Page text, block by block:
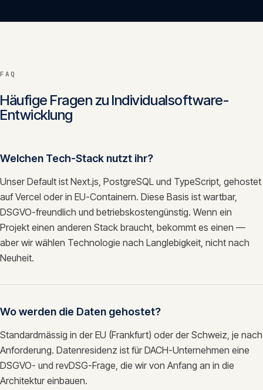
FAQ
Häufige Fragen zu Individualsoftware-
Entwicklung
Welchen Tech-Stack nutzt ihr?
Unser Default ist Next.js, PostgreSQL und TypeScript, gehostet
auf Vercel oder in EU-Containern. Diese Basis ist wartbar,
DSGVO-freundlich und betriebskostengünstig. Wenn ein
Projekt einen anderen Stack braucht, bekommt es einen —
aber wir wählen Technologie nach Langlebigkeit, nicht nach
Neuheit.
Wo werden die Daten gehostet?
Standardmässig in der EU (Frankfurt) oder der Schweiz, je nach
Anforderung. Datenresidenz ist für DACH-Unternehmen eine
DSGVO- und revDSG-Frage, die wir von Anfang an in die
Architektur einbauen.